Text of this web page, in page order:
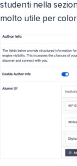
studenti nella
molto utile per